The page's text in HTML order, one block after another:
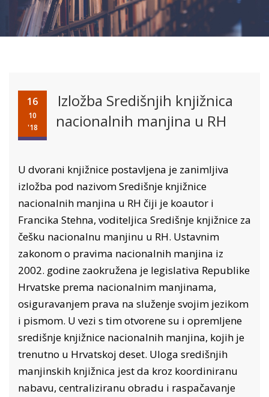
16
10
'18
Izložba Središnjih knjižnica
nacionalnih manjina u RH
U dvorani knjižnice postavljena je zanimljiva
izložba pod nazivom Središnje knjižnice
nacionalnih manjina u RH čiji je koautor i
Francika Stehna, voditeljica Središnje knjižnice za
češku nacionalnu manjinu u RH. Ustavnim
zakonom o pravima nacionalnih manjina iz
2002. godine zaokružena je legislativa Republike
Hrvatske prema nacionalnim manjinama,
osiguravanjem prava na služenje svojim jezikom
i pismom. U vezi s tim otvorene su i opremljene
središnje knjižnice nacionalnih manjina, kojih je
trenutno u Hrvatskoj deset. Uloga središnjih
manjinskih knjižnica jest da kroz koordiniranu
nabavu, centraliziranu obradu i raspačavanje